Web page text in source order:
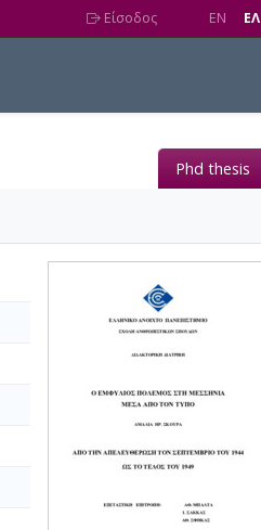
Είσοδος EN EΛ
Phd thesis